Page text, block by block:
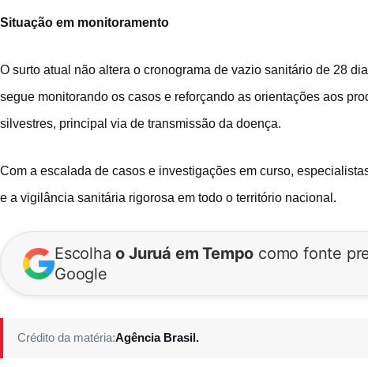
Situação em monitoramento
O surto atual não altera o cronograma de vazio sanitário de 28
segue monitorando os casos e reforçando as orientações aos
silvestres, principal via de transmissão da doença.
Com a escalada de casos e investigações em curso,
e a vigilância sanitária rigorosa em todo o território nacional.
Escolhao Juruá em Tempo como fonte
Google
Crédito da matéria:Agência Brasil.